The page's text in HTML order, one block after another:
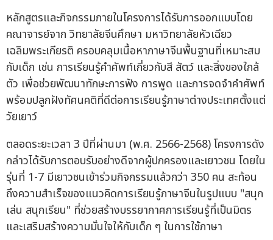
หลักสูตรและกิจกรรมภายในโครงการได้รับการออกแบบโดย
คณาจารย์จาก วิทยาลัยจีนศึกษา มหาวิทยาลัยหัวเฉียว
เฉลิมพระเกียรติ ครอบคลุมเนื้อหาภาษาจีนพื้นฐานที่เหมาะสม
กับเด็ก เช่น การเรียนรู้คำศัพท์เกี่ยวกับสี สัตว์ และสิ่งของใกล้
ตัว เพื่อช่วยพัฒนาทักษะการฟัง การพูด และการจดจำคำศัพท์
พร้อมปลูกฝังทัศนคติที่ดีต่อการเรียนรู้ภาษาต่างประเทศตั้งแต่
วัยเยาว์
ตลอดระยะเวลา 3 ปีที่ผ่านมา (พ.ศ. 2566-2568) โครงการดัง
กล่าวได้รับการตอบรับอย่างดีจากผู้ปกครองและเยาวชน โดยใน
รุ่นที่ 1-7 มีเยาวชนเข้าร่วมกิจกรรมแล้วกว่า 350 คน สะท้อน
ถึงความสำเร็จของแนวคิดการเรียนรู้ภาษาจีนในรูปแบบ "สนุก
เล่น สนุกเรียน" ที่ช่วยสร้างบรรยากาศการเรียนรู้ที่เป็นมิตร
และเสริมสร้างความมั่นใจให้กับเด็ก ๆ ในการใช้ภาษา